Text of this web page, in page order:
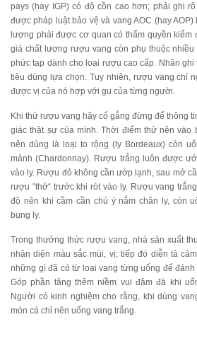
pays (hay IGP) có độ cồn cao hơn; phải ghi
được pháp luật bảo vệ và vang AOC (hay
lượng phải được cơ quan có thẩm quyền kiểm
giá chất lượng rượu vang còn phụ thuộc
phức tạp dành cho loại rượu cao cấp. Nhãn
tiêu dùng lựa chọn. Tuy nhiên, rượu vang chỉ
được vị của nó hợp với gu của từng người.
Khi thử rượu vang hãy cố gắng đừng để thông
giác thật sự của mình. Thời điểm thử nên vào
nên dùng là loại to rộng (ly Bordeaux) còn
mảnh (Chardonnay). Rượu trắng luôn được
vào ly. Rượu đỏ không cần ướp lạnh, sau mở
rượu “thở“ trước khi rót vào ly. Rượu vang
độ nên khi cầm cần chú ý nắm chân ly, còn
bụng ly.
Trong thưởng thức rượu vang, nhà sản xuất
nhận diện màu sắc mùi, vị; tiếp đó diễn tả
những gì đã có từ loại vang từng uống để
Góp phần tăng thêm niềm vui đậm đà khi
Người có kinh nghiệm cho rằng, khi dùng
món cá chỉ nên uống vang trắng.